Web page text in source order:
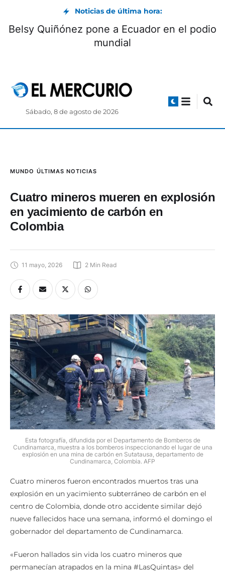
Noticias de última hora:
Belsy Quiñónez pone a Ecuador en el podio
mundial
Sábado, 8 de agosto de 2026
MUNDO ÚLTIMAS NOTICIAS
Cuatro mineros mueren en explosión
en yacimiento de carbón en
Colombia
11 mayo, 2026 2 Min Read
Esta fotografía, difundida por el Departamento de Bomberos de
Cundinamarca, muestra a los bomberos inspeccionando el lugar de una
explosión en una mina de carbón en Sutatausa, departamento de
Cundinamarca, Colombia. AFP
Cuatro mineros fueron encontrados muertos tras una
explosión en un yacimiento subterráneo de carbón en el
centro de Colombia, donde otro accidente similar dejó
nueve fallecidos hace una semana, informó el domingo el
gobernador del departamento de Cundinamarca.
«Fueron hallados sin vida los cuatro mineros que
permanecían atrapados en la mina #LasQuintas» del